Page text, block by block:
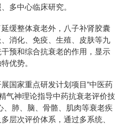
多中心临床研究。
整体衰老外，八子补肾胶囊
消化、免疫、生殖、皮肤等九
预和综合抗衰老的作用，显示
优势。
家重点研发计划项目“中医药
气神理论指导中药抗衰老评价技
、肺、脑、骨骼、肌肉等衰老疾
层次评价体系，通过多系统、